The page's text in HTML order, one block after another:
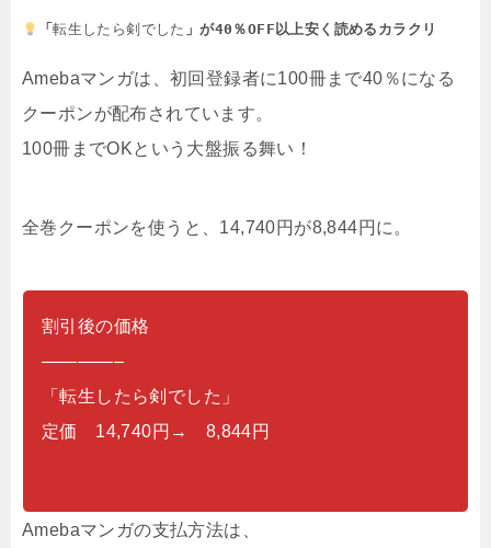
「転生したら剣でした 」が40％OFF以上安く読めるカラクリ
Amebaマンガは、初回登録者に100冊まで40％になる
クーポンが配布されています。
100冊までOKという大盤振る舞い！
全巻クーポンを使うと、14,740円が8,844円に。
割引後の価格
————–
「転生したら剣でした」
定価 14,740円→ 8,844円
Amebaマンガの支払方法は、